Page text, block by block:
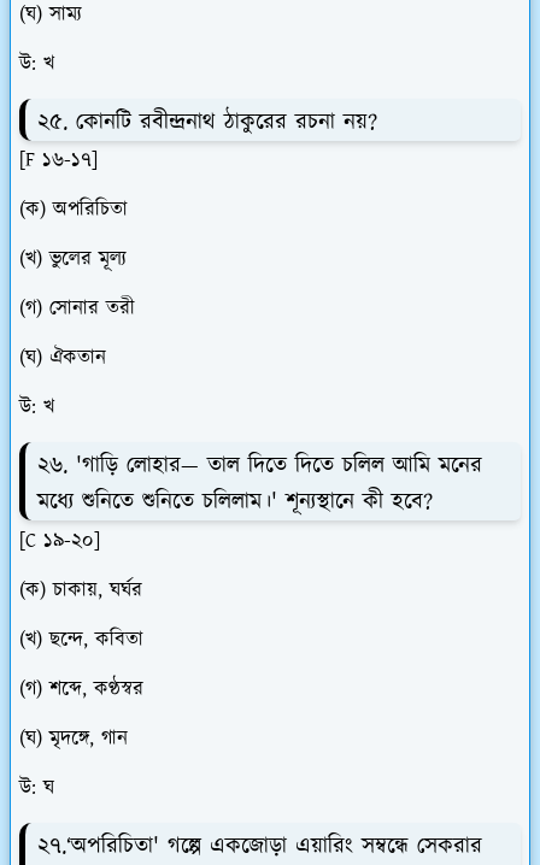
(ঘ) সাম্য
উ: খ
২৫. কোনটি রবীন্দ্রনাথ ঠাকুরের রচনা নয়?
[F ১৬-১৭]
(ক) অপরিচিতা
(খ) ভুলের মূল্য
(গ) সোনার তরী
(ঘ) ঐকতান
উ: খ
২৬. 'গাড়ি লোহার— তাল দিতে দিতে চলিল আমি মনের
মধ্যে শুনিতে শুনিতে চলিলাম।' শূন্যস্থানে কী হবে?
[C ১৯-২০]
(ক) চাকায়, ঘর্ঘর
(খ) ছন্দে, কবিতা
(গ) শব্দে, কণ্ঠস্বর
(ঘ) মৃদঙ্গে, গান
উ: ঘ
২৭.‘অপরিচিতা' গল্পে একজোড়া এয়ারিং সম্বন্ধে সেকরার